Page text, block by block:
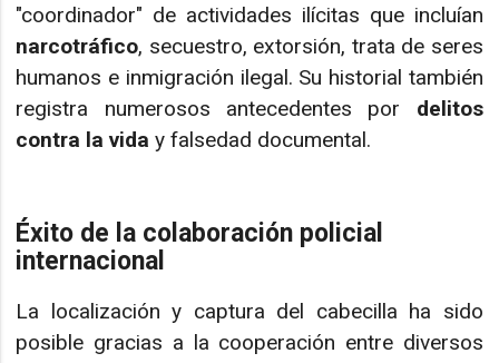
"coordinador" de actividades ilícitas que incluían
narcotráfico, secuestro, extorsión, trata de seres
humanos e inmigración ilegal. Su historial también
registra numerosos antecedentes por delitos
contra la vida y falsedad documental.
Éxito de la colaboración policial
internacional
La localización y captura del cabecilla ha sido
posible gracias a la cooperación entre diversos